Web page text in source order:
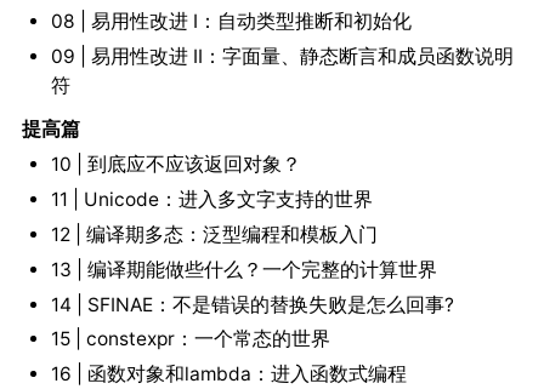
08 | 易用性改进 I：自动类型推断和初始化
09 | 易用性改进 II：字面量、静态断言和成员函数说明
符
提高篇
10 | 到底应不应该返回对象？
11 | Unicode：进入多文字支持的世界
12 | 编译期多态：泛型编程和模板入门
13 | 编译期能做些什么？一个完整的计算世界
14 | SFINAE：不是错误的替换失败是怎么回事?
15 | constexpr：一个常态的世界
16 | 函数对象和lambda：进入函数式编程